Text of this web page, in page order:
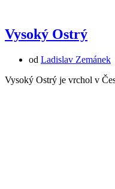
Vysoký Ostrý
od Ladislav Zemánek
Vysoký Ostrý je vrchol v